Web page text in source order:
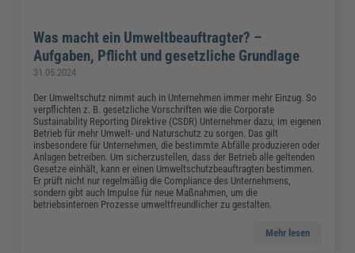
Was macht ein Umweltbeauftragter? –
Aufgaben, Pflicht und gesetzliche Grundlage
31.05.2024
Der Umweltschutz nimmt auch in Unternehmen immer mehr Einzug. So
verpflichten z. B. gesetzliche Vorschriften wie die Corporate
Sustainability Reporting Direktive (CSDR) Unternehmer dazu, im eigenen
Betrieb für mehr Umwelt- und Naturschutz zu sorgen. Das gilt
insbesondere für Unternehmen, die bestimmte Abfälle produzieren oder
Anlagen betreiben. Um sicherzustellen, dass der Betrieb alle geltenden
Gesetze einhält, kann er einen Umweltschutzbeauftragten bestimmen.
Er prüft nicht nur regelmäßig die Compliance des Unternehmens,
sondern gibt auch Impulse für neue Maßnahmen, um die
betriebsinternen Prozesse umweltfreundlicher zu gestalten.
Mehr lesen